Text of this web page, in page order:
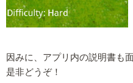
因みに、アプリ内の説明書も
是非どうぞ！